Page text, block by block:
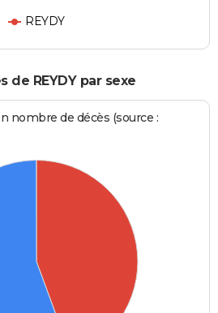
REYDY
de REYDY par sexe
nombre de décès (source :